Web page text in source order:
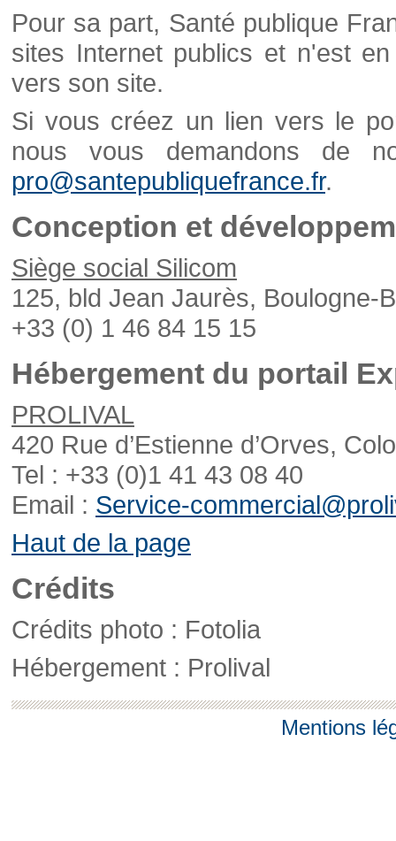
Pour sa part, Santé publique
sites Internet publics et n'est
vers son site.
Si vous créez un lien vers le
nous vous demandons de
pro@santepubliquefrance.fr.
Conception et
Siège social Silicom
125, bld Jean Jaurès, Boulogne-
+33 (0) 1 46 84 15 15
Hébergement du portail
PROLIVAL
420 Rue d’Estienne d’Orves,
Tel : +33 (0)1 41 43 08 40
Email : Service-
Haut de la page
Crédits
Crédits photo : Fotolia
Hébergement : Prolival
Mentions